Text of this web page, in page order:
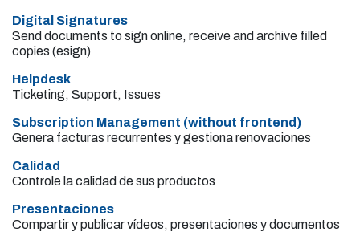
Digital Signatures
Send documents to sign online, receive and archive filled
copies (esign)
Helpdesk
Ticketing, Support, Issues
Subscription Management (without frontend)
Genera facturas recurrentes y gestiona renovaciones
Calidad
Controle la calidad de sus productos
Presentaciones
Compartir y publicar vídeos, presentaciones y documentos